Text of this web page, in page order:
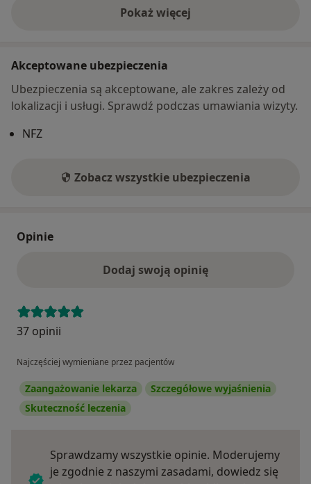
Pokaż więcej
o adresie
Akceptowane ubezpieczenia
Ubezpieczenia są akceptowane, ale zakres zależy od
lokalizacji i usługi. Sprawdź podczas umawiania wizyty.
NFZ
Zobacz wszystkie ubezpieczenia
Opinie
Dodaj swoją opinię
37 opinii
Najczęściej wymieniane przez pacjentów
Zaangażowanie lekarza
Szczegółowe wyjaśnienia
Skuteczność leczenia
Sprawdzamy wszystkie opinie. Moderujemy
je zgodnie z naszymi zasadami, dowiedz się